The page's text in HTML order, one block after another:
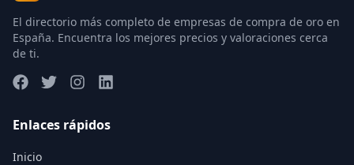
El directorio más completo de empresas de compra de oro en
España. Encuentra los mejores precios y valoraciones cerca
de ti.
Enlaces rápidos
Inicio